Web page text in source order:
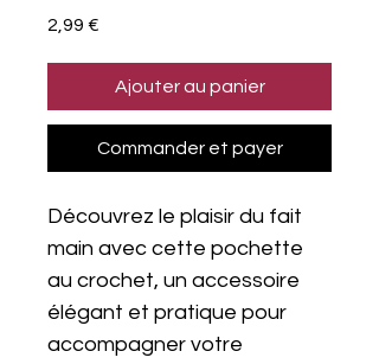
2,99 €
Ajouter au panier
Commander et payer
Découvrez le plaisir du fait
main avec cette pochette
au crochet, un accessoire
élégant et pratique pour
accompagner votre